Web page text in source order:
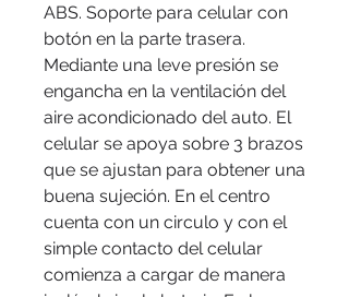
ABS. Soporte para celular con
botón en la parte trasera.
Mediante una leve presión se
engancha en la ventilación del
aire acondicionado del auto. El
celular se apoya sobre 3 brazos
que se ajustan para obtener una
buena sujeción. En el centro
cuenta con un circulo y con el
simple contacto del celular
comienza a cargar de manera